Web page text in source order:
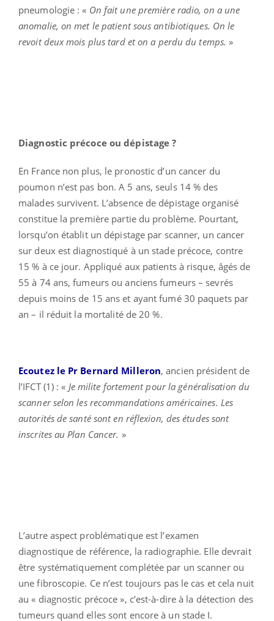
pneumologie : « On fait une première radio, on a une
anomalie, on met le patient sous antibiotiques. On le
revoit deux mois plus tard et on a perdu du temps. »
Diagnostic précoce ou dépistage ?
En France non plus, le pronostic d’un cancer du
poumon n’est pas bon. A 5 ans, seuls 14 % des
malades survivent. L’absence de dépistage organisé
constitue la première partie du problème. Pourtant,
lorsqu’on établit un dépistage par scanner, un cancer
sur deux est diagnostiqué à un stade précoce, contre
15 % à ce jour. Appliqué aux patients à risque, âgés de
55 à 74 ans, fumeurs ou anciens fumeurs – sevrés
depuis moins de 15 ans et ayant fumé 30 paquets par
an – il réduit la mortalité de 20 %.
Ecoutez le Pr Bernard Milleron, ancien président de
l’IFCT (1) : « Je milite fortement pour la généralisation du
scanner selon les recommandations américaines. Les
autorités de santé sont en réflexion, des études sont
inscrites au Plan Cancer. »
L’autre aspect problématique est l’examen
diagnostique de référence, la radiographie. Elle devrait
être systématiquement complétée par un scanner ou
une fibroscopie. Ce n’est toujours pas le cas et cela nuit
au « diagnostic précoce », c’est-à-dire à la détection des
tumeurs quand elles sont encore à un stade I.